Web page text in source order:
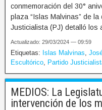
conmemoración del 30°
plaza “Islas Malvinas” de
Justicialista (PJ) detalló los
Actualizado: 29/03/2024 — 09:59
Etiquetas: Islas Malvinas
Escultórico
Partido
MEDIOS: La
intervención de los